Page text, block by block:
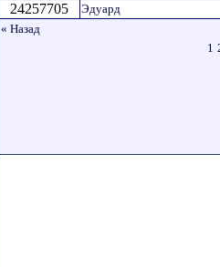
24257705
Эдуард
« Назад
1